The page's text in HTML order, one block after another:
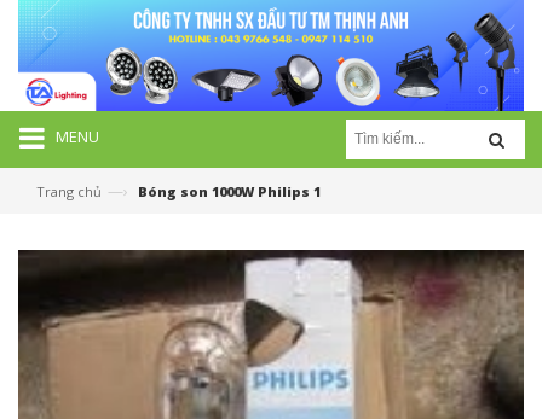
MENU
Trang chủ —› Bóng son 1000W Philips 1